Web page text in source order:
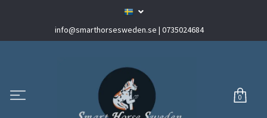
info@smarthorsesweden.se | 0735024684
0